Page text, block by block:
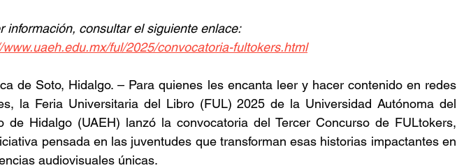
información, consultar el siguiente enlace:
ful/2025/convocatoria-fultokers.html
de Soto, Hidalgo. – Para quienes les encanta leer y hacer contenido en redes
la Feria Universitaria del Libro (FUL) 2025 de la Universidad Autónoma del
de Hidalgo (UAEH) lanzó la convocatoria del Tercer Concurso de FULtokers,
pensada en las juventudes que transforman esas historias impactantes en
audiovisuales únicas.